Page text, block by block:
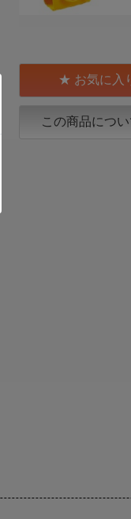
この商品につ
お気に入